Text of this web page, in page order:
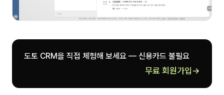
도토 CRM을 직접 체험해 보세요 — 신용카드 불필요
무료 회원가입 →